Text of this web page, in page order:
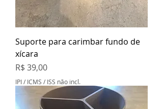
Suporte para carimbar fundo de
xícara
Preço
R$ 39,00
IPI / ICMS / ISS não incl.